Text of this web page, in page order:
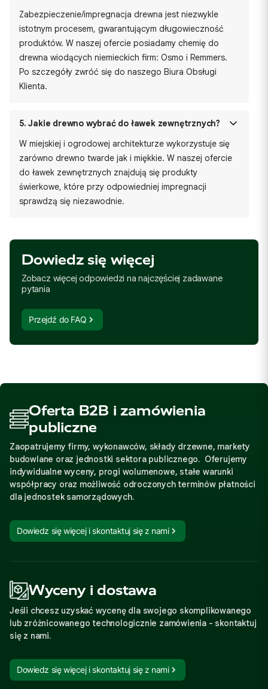
Zabezpieczenie/impregnacja drewna jest niezwykle
istotnym procesem, gwarantującym długowieczność
produktów. W naszej ofercie posiadamy chemię do
drewna wiodących niemieckich firm: Osmo i Remmers.
Po szczegóły zwróć się do naszego Biura Obsługi
Klienta.
5. Jakie drewno wybrać do ławek zewnętrznych?
W miejskiej i ogrodowej architekturze wykorzystuje się
zarówno drewno twarde jak i miękkie. W naszej ofercie
do ławek zewnętrznych znajdują się produkty
świerkowe, które przy odpowiedniej impregnacji
sprawdzą się niezawodnie.
Dowiedz się więcej
Zobacz więcej odpowiedzi na najczęściej zadawane
pytania
Przejdź do FAQ
Oferta B2B i zamówienia
publiczne
Zaopatrujemy firmy, wykonawców, składy drzewne, markety
budowlane oraz jednostki sektora publicznego. Oferujemy
indywidualne wyceny, progi wolumenowe, stałe warunki
współpracy oraz możliwość odroczonych terminów płatności
dla jednostek samorządowych.
Dowiedz się więcej i skontaktuj się z nami
Wyceny i dostawa
Jeśli chcesz uzyskać wycenę dla swojego skomplikowanego
lub zróżnicowanego technologicznie zamówienia - skontaktuj
się z nami.
Dowiedz się więcej i skontaktuj się z nami